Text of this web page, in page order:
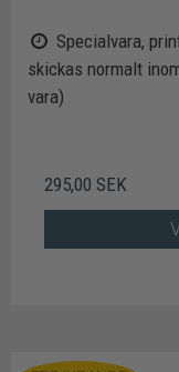
Specialvara,
skickas normalt
vara)
295,00 SEK